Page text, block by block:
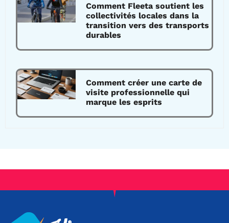
Comment Fleeta soutient les
collectivités locales dans la
transition vers des transports
durables
Comment créer une carte de
visite professionnelle qui
marque les esprits